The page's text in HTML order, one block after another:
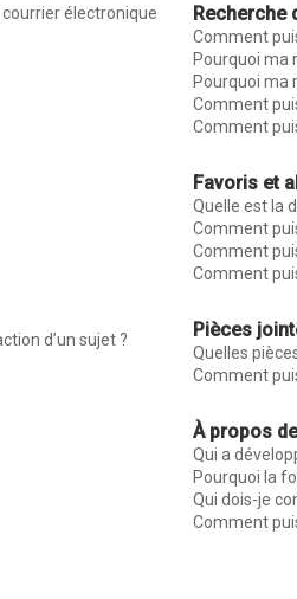
électronique
d’un sujet ?
Recherche
Comment
Pourquoi ma
Pourquoi ma
Comment
Comment
Favoris et
Quelle est la
Comment
Comment
Comment
Pièces
Quelles
Comment
À propos
Qui a
Pourquoi la
Qui dois-je
Comment